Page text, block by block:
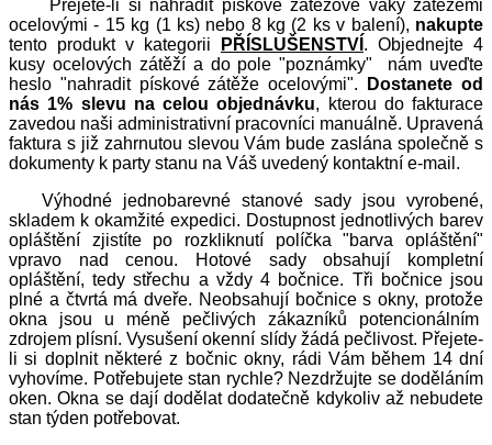
Přejete-li si nahradit pískové zátěžové vaky zátěžemi
ocelovými - 15 kg (1 ks) nebo 8 kg (2 ks v balení), nakupte
tento produkt v kategorii
PŘÍSLUŠENSTVÍ . Objednejte 4
kusy ocelových zátěží a do pole "poznámky" nám uveďte
heslo "nahradit pískové zátěže ocelovými".
Dostanete od
nás 1% slevu na celou objednávku, kterou do fakturace
zavedou naši administrativní pracovníci manuálně. Upravená
faktura s již zahrnutou slevou Vám bude zaslána společně s
dokumenty k party stanu na Váš uvedený kontaktní e-mail.
Výhodné jednobarevné stanové sady jsou vyrobené,
skladem k okamžité expedici. Dostupnost jednotlivých barev
opláštění zjistíte po rozkliknutí políčka "barva opláštění"
vpravo nad cenou. Hotové sady obsahují kompletní
opláštění, tedy střechu a vždy 4 bočnice. Tři bočnice jsou
plné a čtvrtá má dveře. Neobsahují bočnice s okny, protože
okna jsou u méně pečlivých zákazníků potencionálním
zdrojem plísní. Vysušení okenní slídy žádá pečlivost. Přejete-
li si doplnit některé z bočnic okny, rádi Vám během 14 dní
vyhovíme. Potřebujete stan rychle? Nezdržujte se doděláním
oken. Okna se dají dodělat dodatečně kdykoliv až nebudete
stan týden potřebovat.